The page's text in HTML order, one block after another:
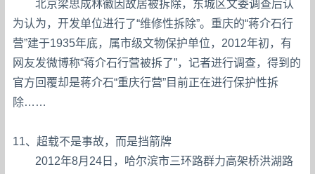
北京梁思成林徽因故居被拆除，东城区文委调查后认
为认为，开发单位进行了“维修性拆除”。重庆的“蒋介石行
营”建于1935年底，属市级文物保护单位，2012年初，有
网友发微博称“蒋介石行营被拆了”，记者进行调查，得到的
官方回覆却是蒋介石“重庆行营”目前正在进行保护性拆
除……
11、超载不是事故，而是挡箭牌
2012年8月24日，哈尔滨市三环路群力高架桥洪湖路